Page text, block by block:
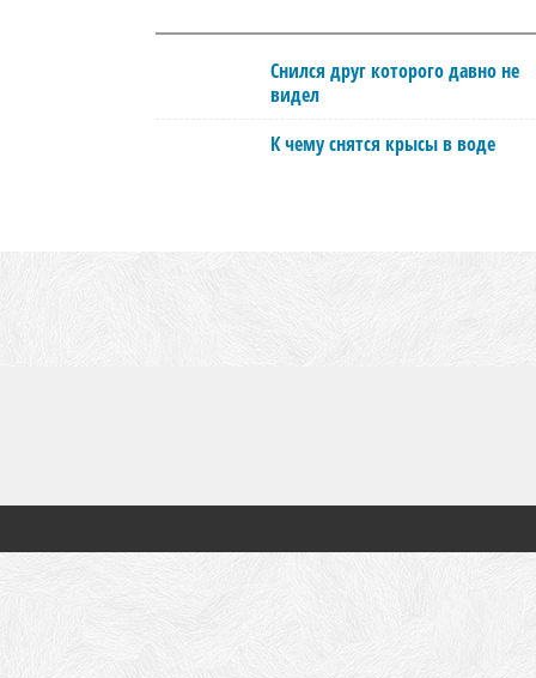
Снился друг которого давно не
видел
К чему снятся крысы в воде